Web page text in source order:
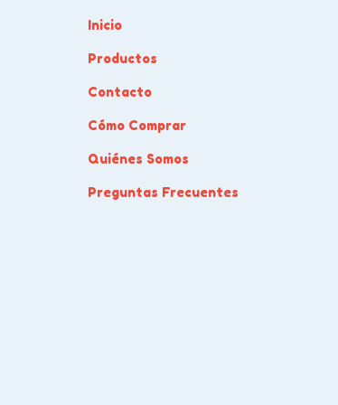
Inicio
Productos
Contacto
Cómo Comprar
Quiénes Somos
Preguntas Frecuentes